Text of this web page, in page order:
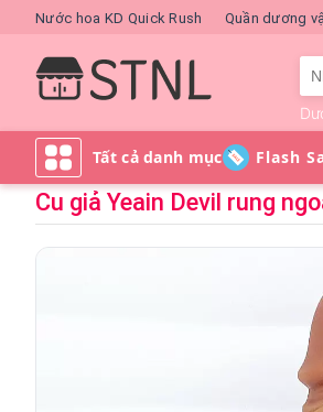
Nước hoa KD Quick Rush Quần dương
Flash
Cu giả Yeain Devil rung